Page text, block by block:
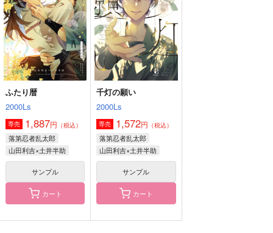
770円（税込）
七ツ森実×マリィ
サンプル
作品詳細
1,572円 （税込）
山田利吉×土井半助
サンプル
作品詳細
ふたり暦
2000Ls
専売 1,887円 （税込）
落第忍者乱太郎
山田利吉×土井半助
サンプル
カート
千灯の願い
2000Ls
専売 1,572円 （税込）
落第忍者乱太郎
山田利吉×土井半助
サンプル
カート